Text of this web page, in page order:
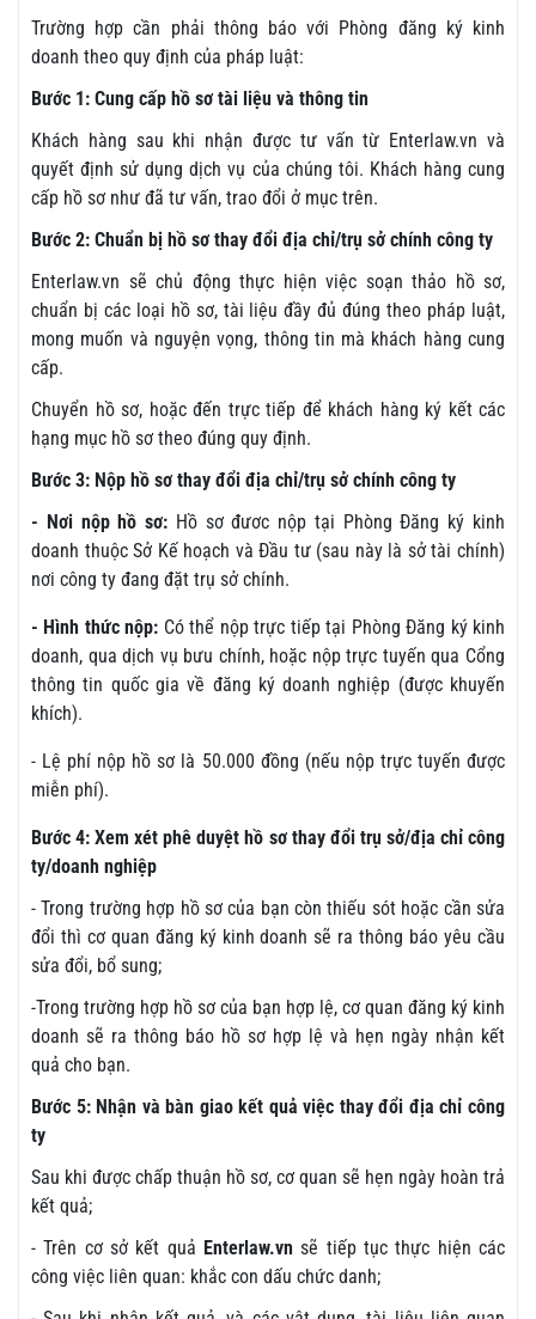
Trường hợp cần phải thông báo với Phòng đăng ký kinh
doanh theo quy định của pháp luật:
Bước 1: Cung cấp hồ sơ tài liệu và thông tin
Khách hàng sau khi nhận được tư vấn từ Enterlaw.vn và
quyết định sử dụng dịch vụ của chúng tôi. Khách hàng cung
cấp hồ sơ như đã tư vấn, trao đổi ở mục trên.
Bước 2: Chuẩn bị hồ sơ thay đổi địa chỉ/trụ sở chính công ty
Enterlaw.vn sẽ chủ động thực hiện việc soạn thảo hồ sơ,
chuẩn bị các loại hồ sơ, tài liệu đầy đủ đúng theo pháp luật,
mong muốn và nguyện vọng, thông tin mà khách hàng cung
cấp.
Chuyển hồ sơ, hoặc đến trực tiếp để khách hàng ký kết các
hạng mục hồ sơ theo đúng quy định.
Bước 3: Nộp hồ sơ thay đổi địa chỉ/trụ sở chính công ty
- Nơi nộp hồ sơ: Hồ sơ đươc nộp tại Phòng Đăng ký kinh
doanh thuộc Sở Kế hoạch và Đầu tư (sau này là sở tài chính)
nơi công ty đang đặt trụ sở chính.
- Hình thức nộp: Có thể nộp trực tiếp tại Phòng Đăng ký kinh
doanh, qua dịch vụ bưu chính, hoặc nộp trực tuyến qua Cổng
thông tin quốc gia về đăng ký doanh nghiệp (được khuyến
khích).
- Lệ phí nộp hồ sơ là 50.000 đồng (nếu nộp trực tuyến được
miễn phí).
Bước 4: Xem xét phê duyệt hồ sơ thay đổi trụ sở/địa chỉ công
ty/doanh nghiệp
- Trong trường hợp hồ sơ của bạn còn thiếu sót hoặc cần sửa
đổi thì cơ quan đăng ký kinh doanh sẽ ra thông báo yêu cầu
sửa đổi, bổ sung;
-Trong trường hợp hồ sơ của bạn hợp lệ, cơ quan đăng ký kinh
doanh sẽ ra thông báo hồ sơ hợp lệ và hẹn ngày nhận kết
quả cho bạn.
Bước 5: Nhận và bàn giao kết quả việc thay đổi địa chỉ công
ty
Sau khi được chấp thuận hồ sơ, cơ quan sẽ hẹn ngày hoàn trả
kết quả;
- Trên cơ sở kết quả Enterlaw.vnsẽ tiếp tục thực hiện các
công việc liên quan: khắc con dấu chức danh;